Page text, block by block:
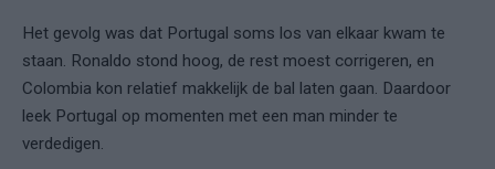
Het gevolg was dat Portugal soms los van elkaar kwam te
staan. Ronaldo stond hoog, de rest moest corrigeren, en
Colombia kon relatief makkelijk de bal laten gaan. Daardoor
leek Portugal op momenten met een man minder te
verdedigen.